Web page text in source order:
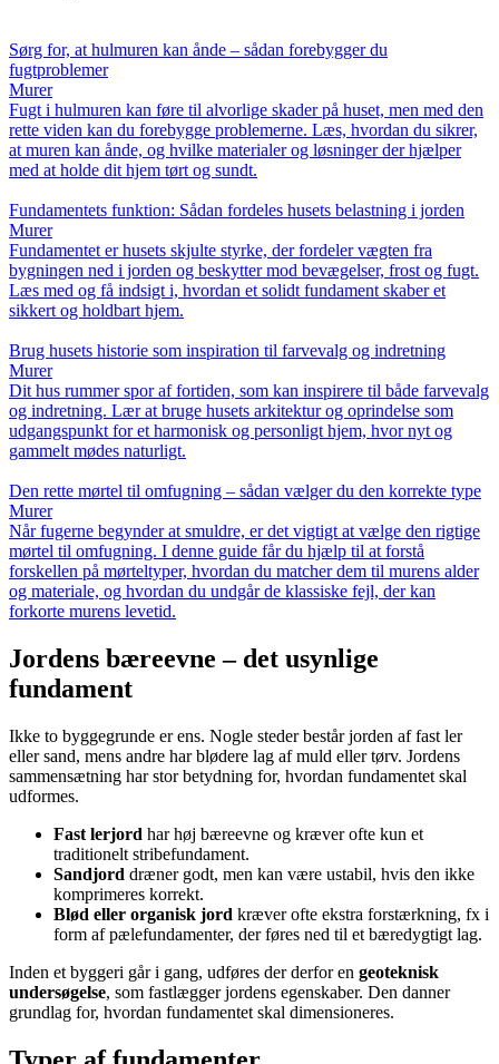
Sørg for, at hulmuren kan ånde – sådan forebygger du
fugtproblemer
Murer
Fugt i hulmuren kan føre til alvorlige skader på huset, men med den
rette viden kan du forebygge problemerne. Læs, hvordan du sikrer,
at muren kan ånde, og hvilke materialer og løsninger der hjælper
med at holde dit hjem tørt og sundt.
Fundamentets funktion: Sådan fordeles husets belastning i jorden
Murer
Fundamentet er husets skjulte styrke, der fordeler vægten fra
bygningen ned i jorden og beskytter mod bevægelser, frost og fugt.
Læs med og få indsigt i, hvordan et solidt fundament skaber et
sikkert og holdbart hjem.
Brug husets historie som inspiration til farvevalg og indretning
Murer
Dit hus rummer spor af fortiden, som kan inspirere til både farvevalg
og indretning. Lær at bruge husets arkitektur og oprindelse som
udgangspunkt for et harmonisk og personligt hjem, hvor nyt og
gammelt mødes naturligt.
Den rette mørtel til omfugning – sådan vælger du den korrekte type
Murer
Når fugerne begynder at smuldre, er det vigtigt at vælge den rigtige
mørtel til omfugning. I denne guide får du hjælp til at forstå
forskellen på mørteltyper, hvordan du matcher dem til murens alder
og materiale, og hvordan du undgår de klassiske fejl, der kan
forkorte murens levetid.
Jordens bæreevne – det usynlige
fundament
Ikke to byggegrunde er ens. Nogle steder består jorden af fast ler
eller sand, mens andre har blødere lag af muld eller tørv. Jordens
sammensætning har stor betydning for, hvordan fundamentet skal
udformes.
Fast lerjord har høj bæreevne og kræver ofte kun et
traditionelt stribefundament.
Sandjord dræner godt, men kan være ustabil, hvis den ikke
komprimeres korrekt.
Blød eller organisk jord kræver ofte ekstra forstærkning, fx i
form af pælefundamenter, der føres ned til et bæredygtigt lag.
Inden et byggeri går i gang, udføres der derfor en geoteknisk
undersøgelse, som fastlægger jordens egenskaber. Den danner
grundlag for, hvordan fundamentet skal dimensioneres.